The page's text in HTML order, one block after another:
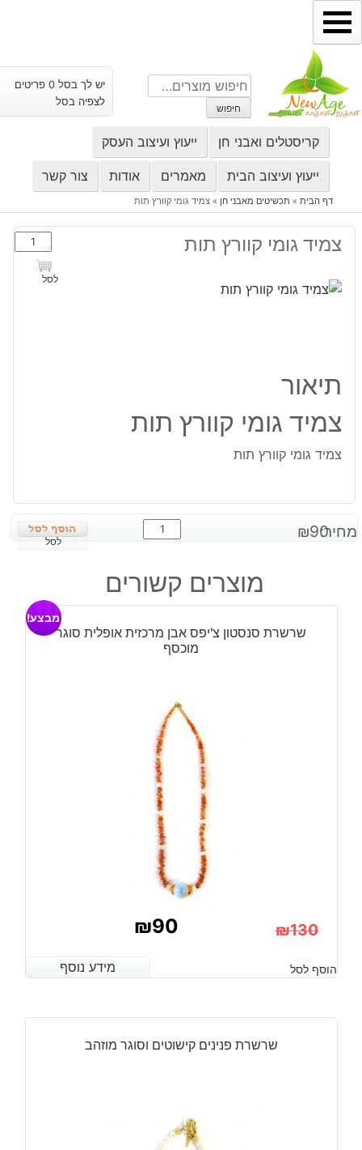
דילוג
לתוכן
חיפוש
עבור:
חיפוש
יש לך בסל 0 פריטים
לצפיה בסל
קריסטלים ואבני חן ייעוץ ועיצוב העסק
ייעוץ ועיצוב הבית מאמרים אודות צור קשר
דף הבית» תכשיטים מאבני חן » צמיד גומי קוורץ תות
צמיד גומי קוורץ תות
כמות
של
צמיד
לסל
תיאור
צמיד גומי קוורץ תות
צמיד גומי קוורץ תות
מחיר: ₪90
כמות
של
גומי
קוורץ
לסל
מוצרים קשורים
שרשרת סנסטון צ'יפס אבן מרכזית אופלית סוגר
מוכסף
מבצע!
₪130
המקורי
היה:
₪130.
₪90
הנוכחי
הוא:
מידע נוסף הוסף לסל מידע נוסף
שרשרת פנינים קישוטים וסוגר מוזהב